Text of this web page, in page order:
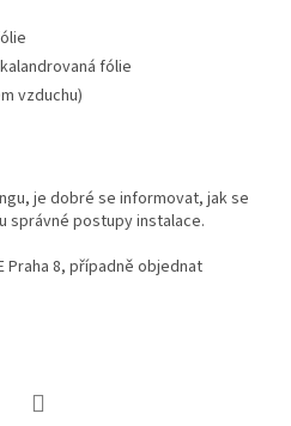
fólie
vzduchu)
je dobré se informovat, jak se
správné postupy instalace.
Praha 8, případně objednat